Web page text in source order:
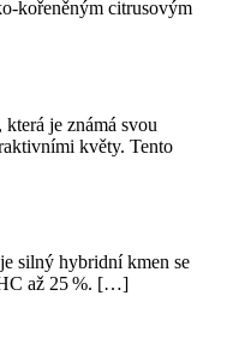
kořeněným citrusovým
je známá svou
květy. Tento
silný hybridní kmen se
až 25 %. […]